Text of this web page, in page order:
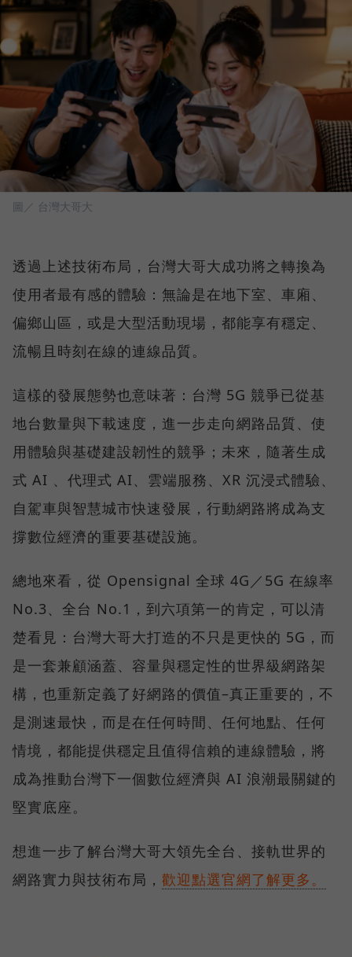
圖／ 台灣大哥大
透過上述技術布局，台灣大哥大成功將之轉換為
使用者最有感的體驗：無論是在地下室、車廂、
偏鄉山區，或是大型活動現場，都能享有穩定、
流暢且時刻在線的連線品質。
這樣的發展態勢也意味著：台灣 5G 競爭已從基
地台數量與下載速度，進一步走向網路品質、使
用體驗與基礎建設韌性的競爭；未來，隨著生成
式 AI 、代理式 AI、雲端服務、XR 沉浸式體驗、
自駕車與智慧城市快速發展，行動網路將成為支
撐數位經濟的重要基礎設施。
總地來看，從 Opensignal 全球 4G／5G 在線率
No.3、全台 No.1，到六項第一的肯定，可以清
楚看見：台灣大哥大打造的不只是更快的 5G，而
是一套兼顧涵蓋、容量與穩定性的世界級網路架
構，也重新定義了好網路的價值–真正重要的，不
是測速最快，而是在任何時間、任何地點、任何
情境，都能提供穩定且值得信賴的連線體驗，將
成為推動台灣下一個數位經濟與 AI 浪潮最關鍵的
堅實底座。
想進一步了解台灣大哥大領先全台、接軌世界的
網路實力與技術布局， 歡迎點選官網了解更多。